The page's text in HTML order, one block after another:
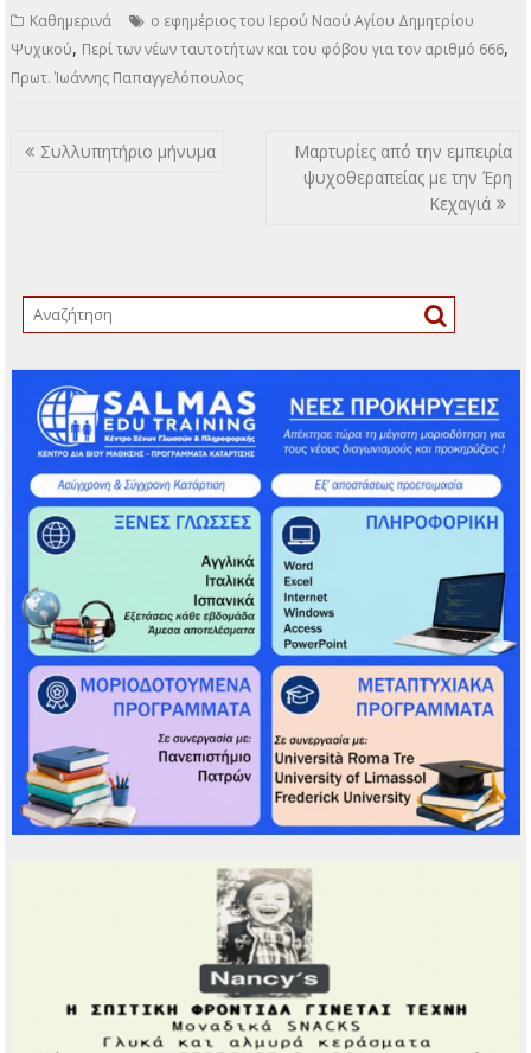
Καθημερινά
ο εφημέριος του Ιερού Ναού Αγίου Δημητρίου
Ψυχικού, Περί των νέων ταυτοτήτων και του φόβου για τον αριθμό 666,
Πρωτ. Ίωάννης Παπαγγελόπουλος
Πλοήγηση
Συλλυπητήριο μήνυμα
Μαρτυρίες από την εμπειρία
ψυχοθεραπείας με την Έρη
Κεχαγιά